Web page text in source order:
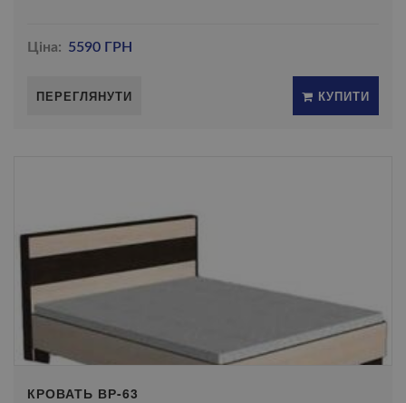
Ціна: 5590 ГРН
ПЕРЕГЛЯНУТИ КУПИТИ
КРОВАТЬ ВР-63